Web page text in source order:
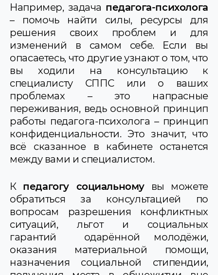
Например, задача педагога-психолога
– помочь найти силы, ресурсы для
решения своих проблем и для
изменений в самом себе. Если вы
опасаетесь, что другие узнают о том, что
вы ходили на консультацию к
специалисту СППС или о ваших
проблемах – это напрасные
переживания, ведь основной принцип
работы педагога-психолога – принцип
конфиденциальности. Это значит, что
всё сказанное в кабинете останется
между вами и специалистом.
К педагогу социальному вы можете
обратиться за консультацией по
вопросам разрешения конфликтных
ситуаций, льгот и социальных
гарантий одарённой молодёжи,
оказания материальной помощи,
назначения социальной стипендии,